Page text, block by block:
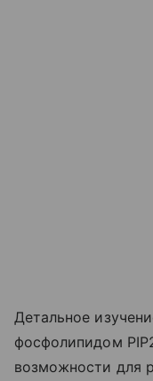
Детальное
фосфолипидом
возможности для